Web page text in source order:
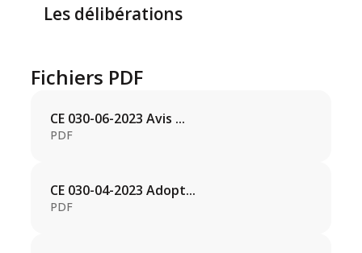
Les délibérations
Fichiers PDF
CE 030-06-2023 Avis ...
PDF
CE 030-04-2023 Adopt...
PDF